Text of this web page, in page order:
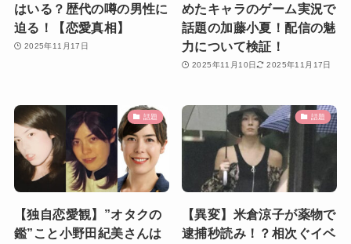
はいる？歴代の噂の男性に
迫る！【恋愛真相】
2025年11月17日
めたキャラのゲーム実況で
話題の加藤小夏！配信の魅
力について検証！
2025年11月10日 2025年11月17日
話題
【独自恋愛観】”オタクの
鑑”こと小野田紀美さんは
話題
【異変】米倉涼子が薬物で
逮捕秒読み！？相次ぐイベ